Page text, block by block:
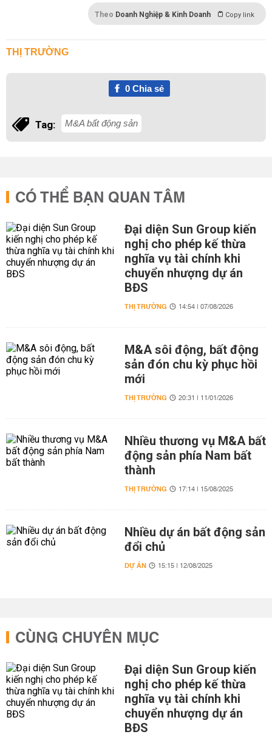
Theo Doanh Nghiệp & Kinh Doanh Copy link
THỊ TRƯỜNG
0Chia sẻ
Tag: M&A bất động sản
CÓ THỂ BẠN QUAN TÂM
Đại diện Sun Group kiến
nghị cho phép kế thừa
nghĩa vụ tài chính khi
chuyển nhượng dự án
BĐS
THỊ TRƯỜNG 14:54 | 07/08/2026
M&A sôi động, bất động
sản đón chu kỳ phục hồi
mới
THỊ TRƯỜNG 20:31 | 11/01/2026
Nhiều thương vụ M&A bất
động sản phía Nam bất
thành
THỊ TRƯỜNG 17:14 | 15/08/2025
Nhiều dự án bất động sản
đổi chủ
DỰ ÁN 15:15 | 12/08/2025
CÙNG CHUYÊN MỤC
Đại diện Sun Group kiến
nghị cho phép kế thừa
nghĩa vụ tài chính khi
chuyển nhượng dự án
BĐS